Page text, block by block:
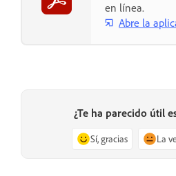
en línea.
Abre la
¿Te ha parecido útil
Sí, gracias La